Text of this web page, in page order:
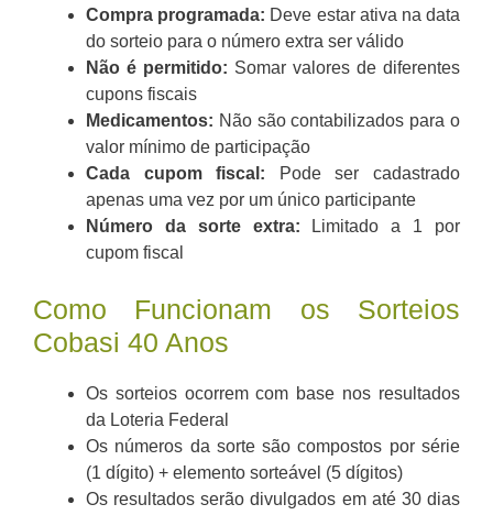
Compra programada: Deve estar ativa na data
do sorteio para o número extra ser válido
Não é permitido: Somar valores de diferentes
cupons fiscais
Medicamentos: Não são contabilizados para o
valor mínimo de participação
Cada cupom fiscal: Pode ser cadastrado
apenas uma vez por um único participante
Número da sorte extra: Limitado a 1 por
cupom fiscal
Como Funcionam os Sorteios
Cobasi 40 Anos
Os sorteios ocorrem com base nos resultados
da Loteria Federal
Os números da sorte são compostos por série
(1 dígito) + elemento sorteável (5 dígitos)
Os resultados serão divulgados em até 30 dias